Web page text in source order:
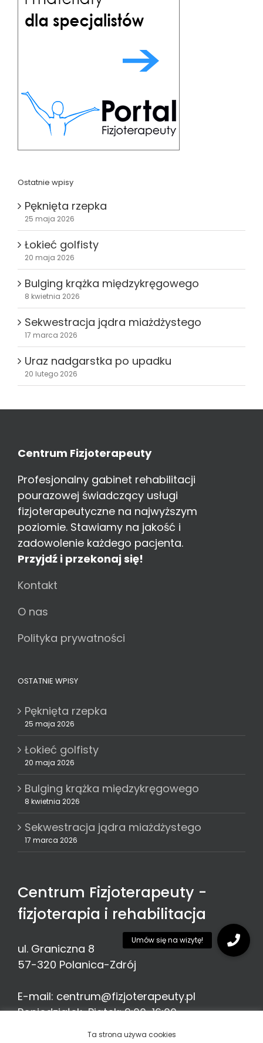
Ostatnie wpisy
Pęknięta rzepka
25 maja 2026
Łokieć golfisty
20 maja 2026
Bulging krążka międzykręgowego
8 kwietnia 2026
Sekwestracja jądra miażdżystego
17 marca 2026
Uraz nadgarstka po upadku
20 lutego 2026
Centrum Fizjoterapeuty
Profesjonalny gabinet rehabilitacji
pourazowej świadczący usługi
fizjoterapeutyczne na najwyższym
poziomie. Stawiamy na jakość i
zadowolenie każdego pacjenta.
Przyjdź i przekonaj się!
Kontakt
O nas
Polityka prywatności
OSTATNIE WPISY
Pęknięta rzepka
25 maja 2026
Łokieć golfisty
20 maja 2026
Bulging krążka międzykręgowego
8 kwietnia 2026
Sekwestracja jądra miażdżystego
17 marca 2026
Centrum Fizjoterapeuty -
fizjoterapia i rehabilitacja
ul. Graniczna 8
57-320 Polanica-Zdrój
E-mail: centrum@fizjoterapeuty.pl
Poniedziałek-Piątek: 9:00-16:00
513 776 935
Ta strona używa cookies